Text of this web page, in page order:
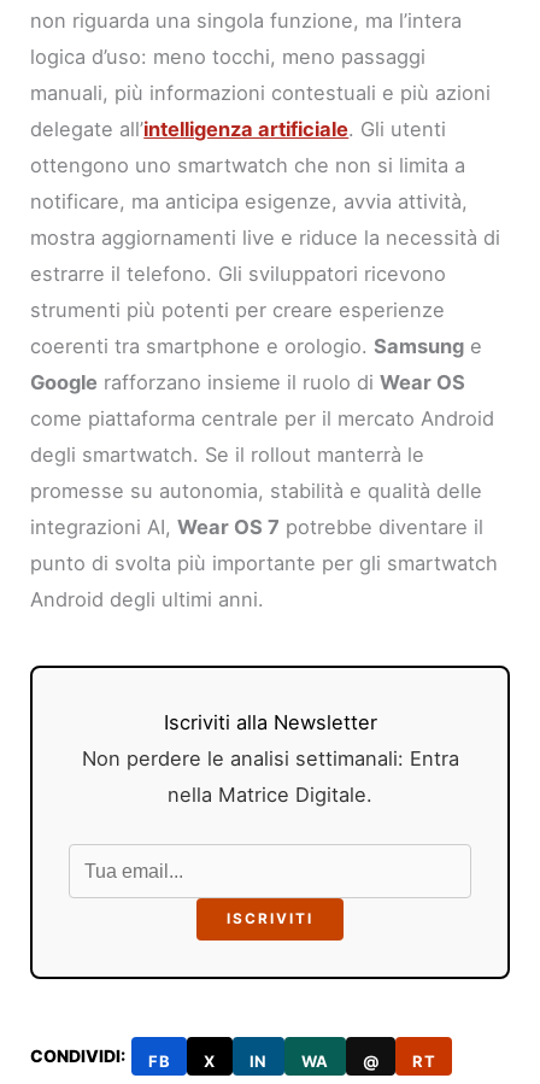
non riguarda una singola funzione, ma l’intera
logica d’uso: meno tocchi, meno passaggi
manuali, più informazioni contestuali e più azioni
delegate all’intelligenza artificiale. Gli utenti
ottengono uno smartwatch che non si limita a
notificare, ma anticipa esigenze, avvia attività,
mostra aggiornamenti live e riduce la necessità di
estrarre il telefono. Gli sviluppatori ricevono
strumenti più potenti per creare esperienze
coerenti tra smartphone e orologio.Samsung e
Google rafforzano insieme il ruolo diWear OS
come piattaforma centrale per il mercato Android
degli smartwatch. Se il rollout manterrà le
promesse su autonomia, stabilità e qualità delle
integrazioni AI,Wear OS 7 potrebbe diventare il
punto di svolta più importante per gli smartwatch
Android degli ultimi anni.
Iscriviti alla Newsletter
Non perdere le analisi settimanali: Entra
nella Matrice Digitale.
ISCRIVITI
CONDIVIDI: FB X IN WA @ RT